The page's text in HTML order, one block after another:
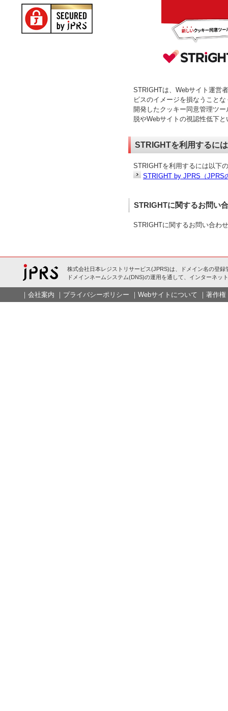
STRIGHTは、Webサイト運営
ビスのイメージを損なうこと
開発したクッキー同意管理ツ
脱やWebサイトの視認性低下
STRIGHTを利用するには
STRIGHTを利用するには以下
STRIGHT by JPRS（JPRS
STRIGHTに関するお問い
STRIGHTに関するお問い合わ
株式会社日本レジストリサービス(JPRS)は、ドメイン名の登録
ドメインネームシステム(DNS)の運用を通して、インターネッ
｜ 会社案内 ｜ プライバシーポリシー ｜ Webサイトについて ｜ 著作権